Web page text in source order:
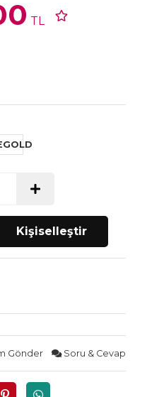
TL
Kişiselleştir
Gönder Soru & Cevap